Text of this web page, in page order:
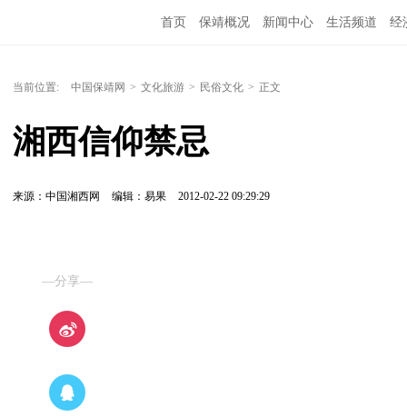
首页 保靖概况 新闻中心 生活频道 经
当前位置: 中国保靖网 > 文化旅游 > 民俗文化 > 正文
湘西信仰禁忌
来源：中国湘西网 编辑：易果 2012-02-22 09:29:29
—分享—